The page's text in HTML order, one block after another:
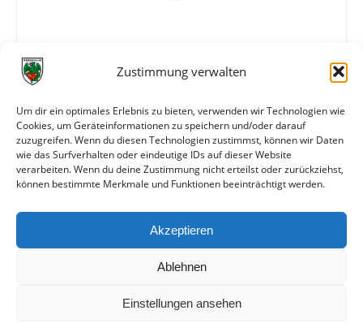
Zustimmung verwalten
Um dir ein optimales Erlebnis zu bieten, verwenden wir Technologien wie
Cookies, um Geräteinformationen zu speichern und/oder darauf
zuzugreifen. Wenn du diesen Technologien zustimmst, können wir Daten
wie das Surfverhalten oder eindeutige IDs auf dieser Website
verarbeiten. Wenn du deine Zustimmung nicht erteilst oder zurückziehst,
können bestimmte Merkmale und Funktionen beeinträchtigt werden.
Akzeptieren
Ablehnen
Einstellungen ansehen
2:1
Tore
1:0 Scheuermann
2:0 Schneider
2:1 Pino
Alle bisherigen Partien der beiden Mannschaften
anzeigen